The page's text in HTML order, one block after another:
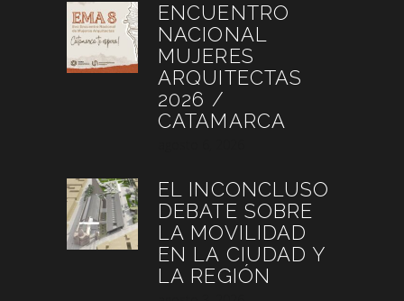
ENCUENTRO
NACIONAL
MUJERES
ARQUITECTAS
2026 /
CATAMARCA
EL INCONCLUSO
DEBATE SOBRE
LA MOVILIDAD
EN LA CIUDAD Y
LA REGIÓN